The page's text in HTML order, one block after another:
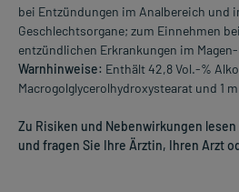
bei Entzündungen im Analbereich und
Geschlechtsorgane; zum Einnehmen
entzündlichen Erkrankungen im
Warnhinweise: Enthält 42,8 Vol.-%
Macrogolglycerolhydroxystearat und 1
Zu Risiken und Nebenwirkungen
und fragen Sie Ihre Ärztin, Ihren Arzt